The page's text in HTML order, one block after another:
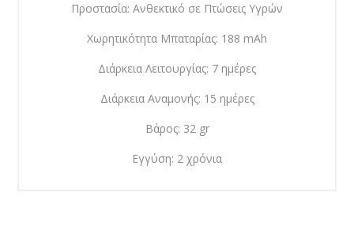
Προστασία: Ανθεκτικό σε Πτώσεις Υγρών
Χωρητικότητα Μπαταρίας: 188 mAh
Διάρκεια Λειτουργίας: 7 ημέρες
Διάρκεια Αναμονής: 15 ημέρες
Βάρος: 32 gr
Εγγύση: 2 χρόνια